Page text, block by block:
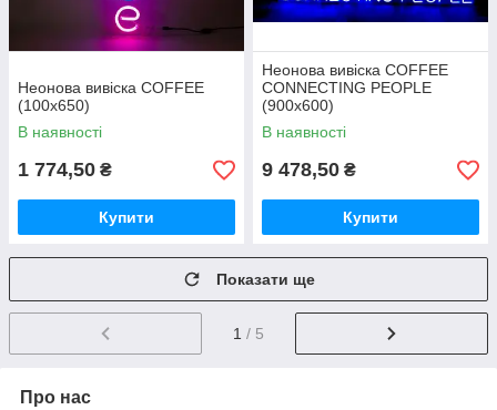
Неонова вивіска COFFEE
(100х650)
В наявності
1 774,50 ₴
Купити
Неонова вивіска COFFEE
CONNECTING PEOPLE
(900х600)
В наявності
9 478,50 ₴
Купити
Показати ще
1 / 5
Про нас